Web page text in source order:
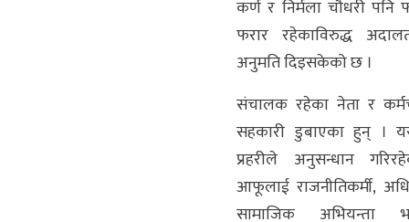
कर्ण र निर्मला चौधरी
फरार रहेकाविरुद्ध
अनुमति दिइसकेको छ ।
संचालक रहेका नेता र
सहकारी डुबाएका हुन् ।
प्रहरीले अनुसन्धान
आफूलाई राजनीतिकर्मी,
सामाजिक अभियन्ता